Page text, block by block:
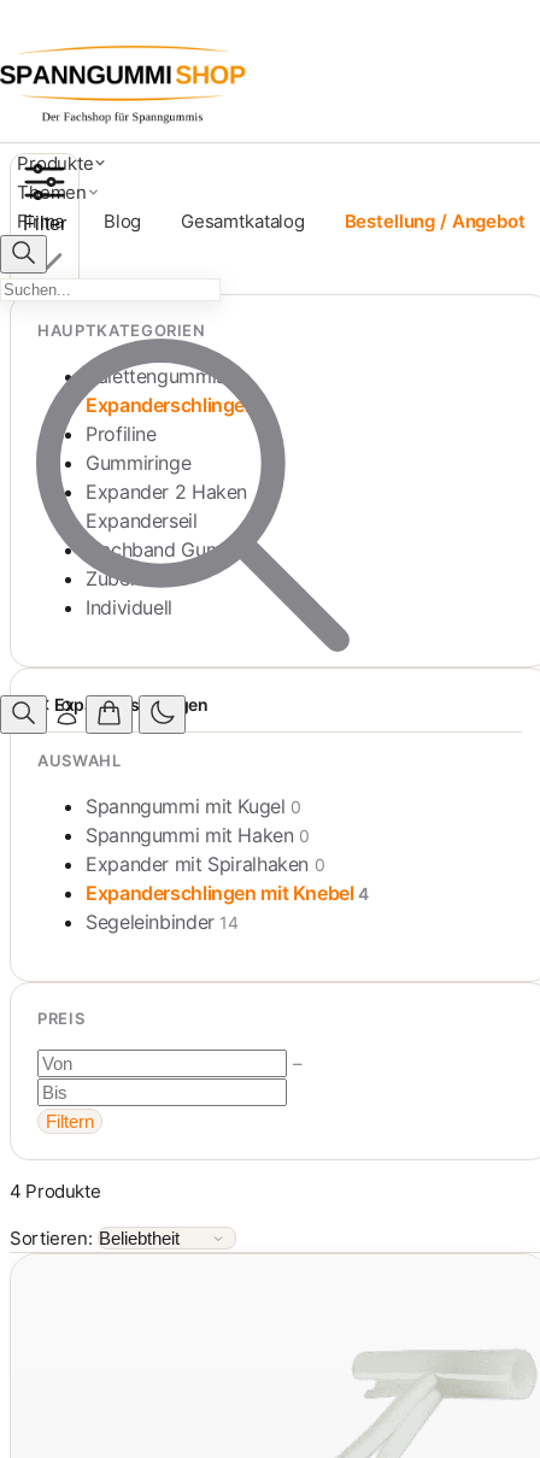
Produkte
Themen
Firma
Blog Gesamtkatalog Bestellung / Angebot
Expanderschlingen mit
Filter
HAUPTKATEGORIEN
Palettengummis
Expanderschlingen
Profiline
Gummiringe
Expander 2 Haken
Expanderseil
Flachband Gummi
Zubehör
Individuell
Expanderschlingen
AUSWAHL
Spanngummi mit Kugel 0
Spanngummi mit Haken 0
Expander mit Spiralhaken 0
Expanderschlingen mit Knebel4
Segeleinbinder 14
PREIS
–
Filtern
4 Produkte
Sortieren: